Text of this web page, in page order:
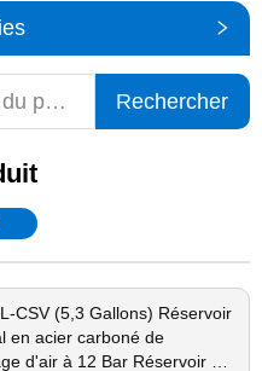
Rechercher
CSV (5,3 Gallons) Réservoir
en acier carboné de
d'air à 12 Bar Réservoir à